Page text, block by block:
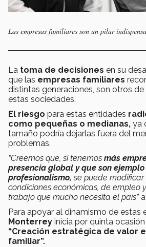
Las empresas familiares son un pilar
La toma de decisiones en su
que las empresas familiares
distintas generaciones, son otros
estas sociedades.
El riesgo para estas entidades
como pequeñas o medianas, ya
tamaño podría dejarlas fuera del
problemas.
“Creemos que, si tenemos más
presencia global y que son ejemplo
profesionalismo, se puede
condiciones económicas, de empleo
trabajo que mucho necesita el país”
Para apoyar al dinamismo de estas
Monterrey inicia por quinta
“Creación estratégica de valor
familiar”.